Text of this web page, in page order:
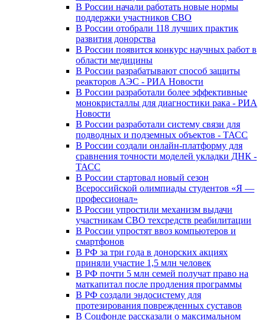
В России начали работать новые нормы
поддержки участников СВО
В России отобрали 118 лучших практик
развития донорства
В России появится конкурс научных работ в
области медицины
В России разрабатывают способ защиты
реакторов АЭС - РИА Новости
В России разработали более эффективные
монокристаллы для диагностики рака - РИА
Новости
В России разработали систему связи для
подводных и подземных объектов - ТАСС
В России создали онлайн-платформу для
сравнения точности моделей укладки ДНК -
ТАСС
В России стартовал новый сезон
Всероссийской олимпиады студентов «Я —
профессионал»
В России упростили механизм выдачи
участникам СВО техсредств реабилитации
В России упростят ввоз компьютеров и
смартфонов
В РФ за три года в донорских акциях
приняли участие 1,5 млн человек
В РФ почти 5 млн семей получат право на
маткапитал после продления программы
В РФ создали эндосистему для
протезирования поврежденных суставов
В Соцфонде рассказали о максимальном